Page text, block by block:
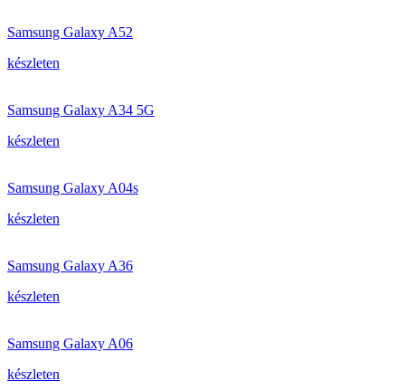
Samsung Galaxy A52
készleten
Samsung Galaxy A34 5G
készleten
Samsung Galaxy A04s
készleten
Samsung Galaxy A36
készleten
Samsung Galaxy A06
készleten